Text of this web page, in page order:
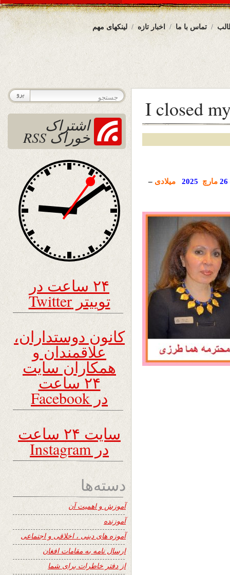
لینکهای مهم اخبار تازه تماس با ما
26 مارچ 2025 میلادی –
اشتراک
خوراک RSS
۲۴ ساعت در
توییتر Twitter
کانون دوستداران،
علاقمندان و
همکاران سایت
۲۴ ساعت
در Facebook
سایت ۲۴ ساعت
در Instagram
دسته‌ها
آموزش و اهمیت آن
آموزنده
آموزه های دینی ، اخلاقی و اجتماعی
ارسال نامه به مقامات افغان
از دفتر خاطرات برای شما